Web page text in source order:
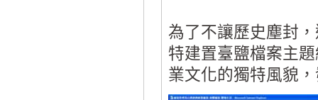
為了不讓歷史塵封
特建置臺鹽檔案主
業文化的獨特風貌